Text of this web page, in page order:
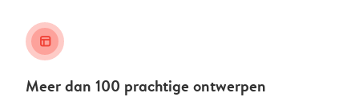
layout_alt
Meer dan 100 prachtige ontwerpen